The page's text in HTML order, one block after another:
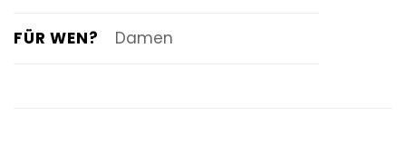
FÜR WEN? Damen